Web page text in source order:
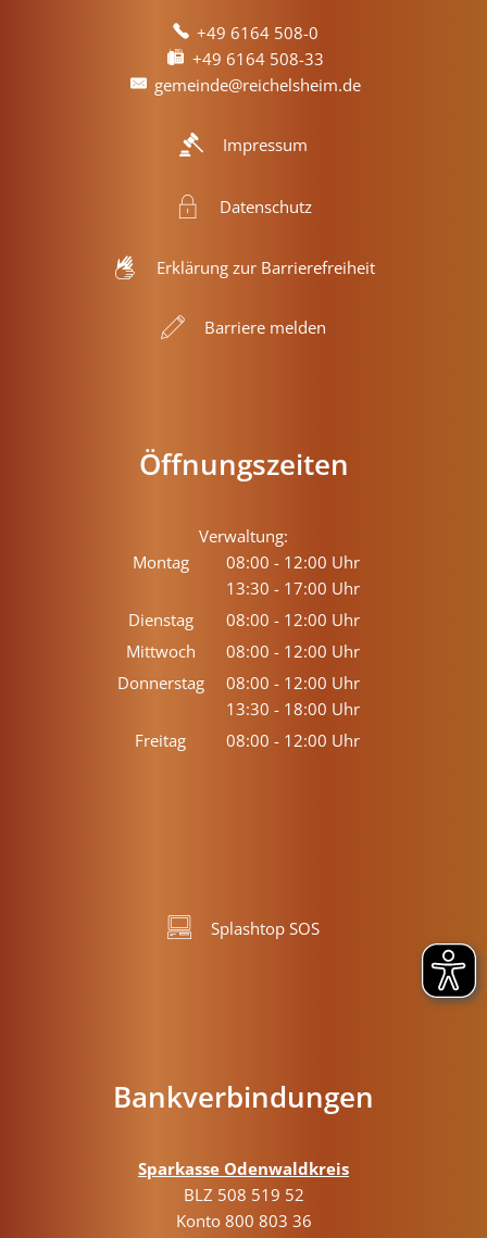
+49 6164 508-0
+49 6164 508-33
gemeinde@reichelsheim.de
Impressum
Datenschutz
Erklärung zur Barrierefreiheit
Barriere melden
Öffnungszeiten
Verwaltung:
Montag
08:00 - 12:00 Uhr
Von 08:00 bis 12:00 Uhr
13:30 - 17:00 Uhr
Von 13:30 bis 17:00 Uhr
Dienstag 08:00 - 12:00 Uhr
Von 08:00 bis 12:00 Uhr
Mittwoch 08:00 - 12:00 Uhr
Von 08:00 bis 12:00 Uhr
Donnerstag 08:00 - 12:00 Uhr
Von 08:00 bis 12:00 Uhr
13:30 - 18:00 Uhr
Von 13:30 bis 18:00 Uhr
Freitag 08:00 - 12:00 Uhr
Splashtop SOS
Bankverbindungen
Sparkasse Odenwaldkreis
BLZ 508 519 52
Konto 800 803 36